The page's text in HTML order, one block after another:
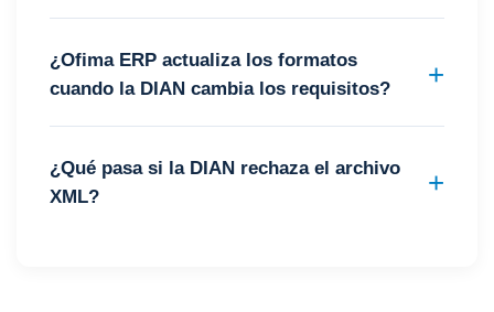
¿Ofima ERP actualiza los formatos
cuando la DIAN cambia los requisitos?
¿Qué pasa si la DIAN rechaza el archivo
XML?